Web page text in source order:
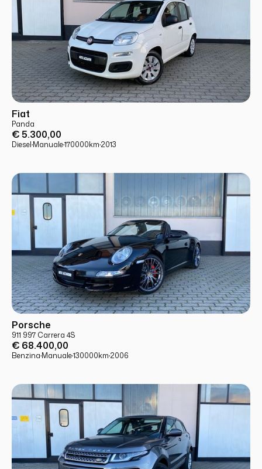
USATO
Fiat
Panda
€ 5.300,00
Diesel·Manuale·170000km·2013
USATO
Porsche
911 997 Carrera 4S
€ 68.400,00
Benzina·Manuale·130000km·2006